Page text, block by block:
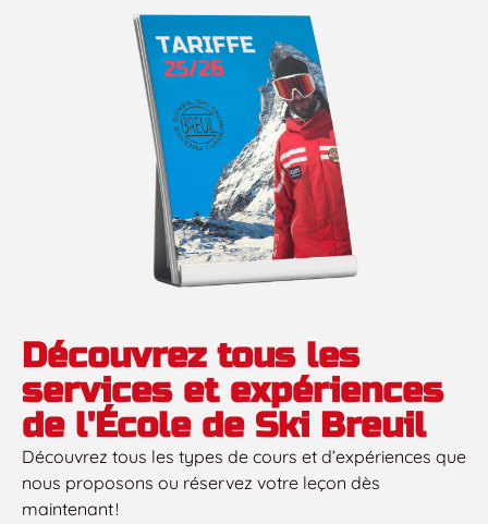
Découvrez tous les
services et expériences
de l'École de Ski Breuil
Découvrez tous les types de cours et d’expériences que
nous proposons ou réservez votre leçon dès
maintenant !